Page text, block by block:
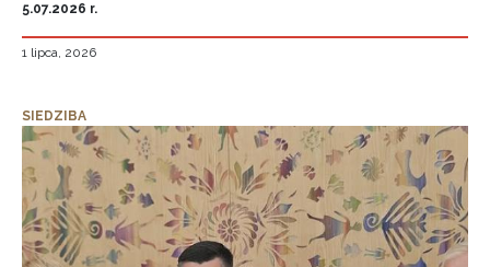
5.07.2026 r.
1 lipca, 2026
SIEDZIBA